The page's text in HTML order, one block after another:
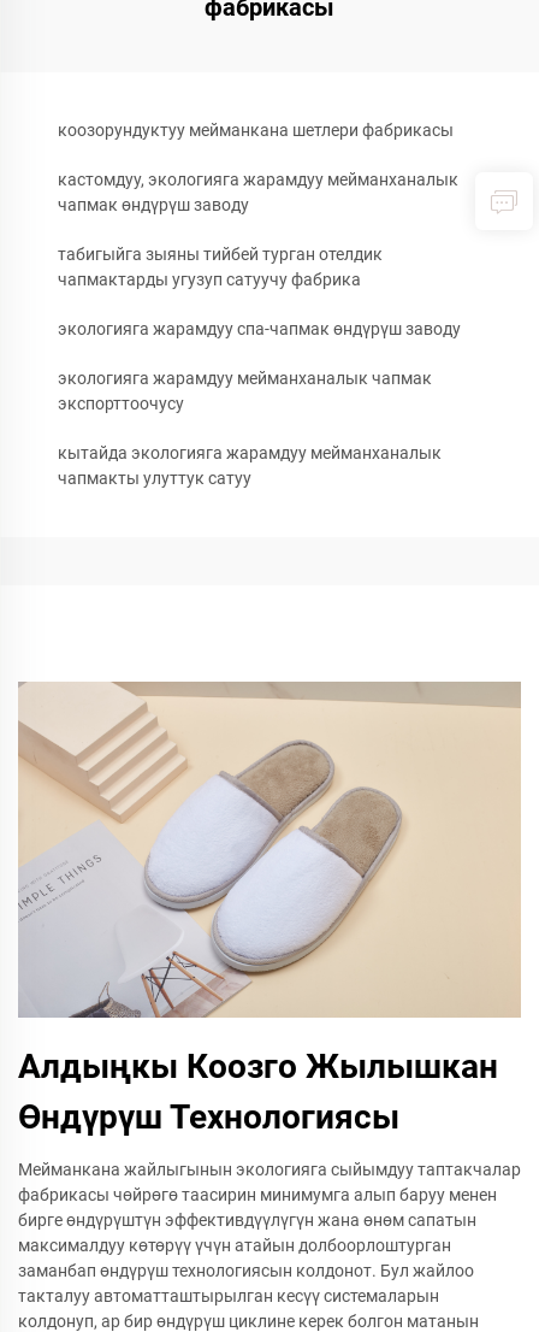
фабрикасы
коозорундуктуу мейманкана шетлери фабрикасы
кастомдуу, экологияга жарамдуу мейманханалык
чапмак өндүрүш заводу
табигыйга зыяны тийбей турган отелдик
чапмактарды угузуп сатуучу фабрика
экологияга жарамдуу спа-чапмак өндүрүш заводу
экологияга жарамдуу мейманханалык чапмак
экспорттоочусу
кытайда экологияга жарамдуу мейманханалык
чапмакты улуттук сатуу
Алдыңкы Коозго Жылышкан
Өндүрүш Технологиясы
Мейманкана жайлыгынын экологияга сыйымдуу таптакчалар
фабрикасы чөйрөгө таасирин минимумга алып баруу менен
бирге өндүрүштүн эффективдүүлүгүн жана өнөм сапатын
максималдуу көтөрүү үчүн атайын долбоорлоштурган
заманбап өндүрүш технологиясын колдонот. Бул жайлоо
такталуу автоматташтырылган кесүү системаларын
колдонуп, ар бир өндүрүш циклине керек болгон матанын